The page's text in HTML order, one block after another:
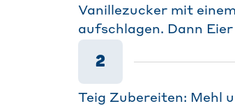
Vanillezucker mit
aufschlagen. Dann
2
Teig Zubereiten: Mehl